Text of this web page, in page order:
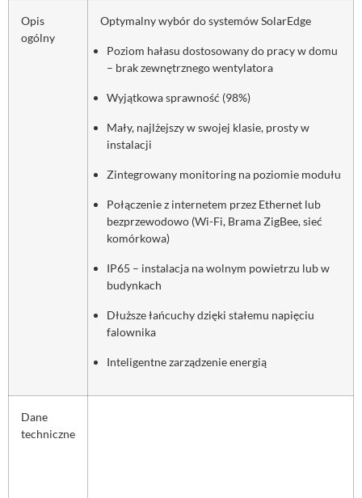
Opis
ogólny
Optymalny wybór do systemów SolarEdge
Poziom hałasu dostosowany do pracy w domu
– brak zewnętrznego wentylatora
Wyjątkowa sprawność (98%)
Mały, najlżejszy w swojej klasie, prosty w
instalacji
Zintegrowany monitoring na poziomie modułu
Połączenie z internetem przez Ethernet lub
bezprzewodowo (Wi-Fi, Brama ZigBee, sieć
komórkowa)
IP65 – instalacja na wolnym powietrzu lub w
budynkach
Dłuższe łańcuchy dzięki stałemu napięciu
falownika
Inteligentne zarządzenie energią
Dane
techniczne